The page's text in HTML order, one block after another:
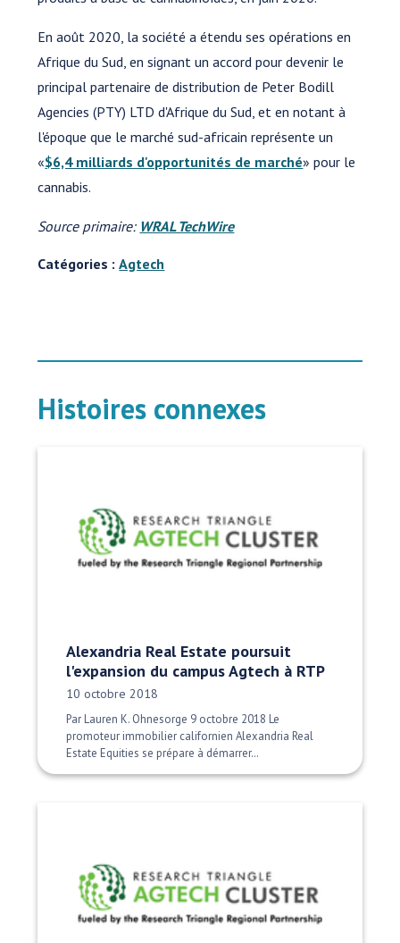
En août 2020, la société a étendu ses opérations en
Afrique du Sud, en signant un accord pour devenir le
principal partenaire de distribution de Peter Bodill
Agencies (PTY) LTD d'Afrique du Sud, et en notant à
l'époque que le marché sud-africain représente un
«$6,4 milliards d'opportunités de marché» pour le
cannabis.
Source primaire: WRAL TechWire
Catégories : Agtech
Histoires connexes
Alexandria Real Estate poursuit
l'expansion du campus Agtech à RTP
Date publiée:
10 octobre 2018
Par Lauren K. Ohnesorge 9 octobre 2018 Le
promoteur immobilier californien Alexandria Real
Estate Equities se prépare à démarrer…